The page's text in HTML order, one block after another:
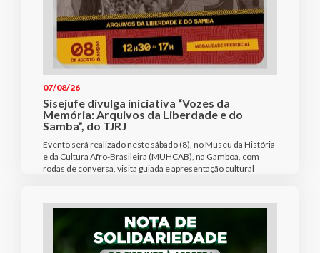
07/08/26
Sisejufe divulga iniciativa “Vozes da
Memória: Arquivos da Liberdade e do
Samba”, do TJRJ
Evento será realizado neste sábado (8), no Museu da História
e da Cultura Afro-Brasileira (MUHCAB), na Gamboa, com
rodas de conversa, visita guiada e apresentação cultural